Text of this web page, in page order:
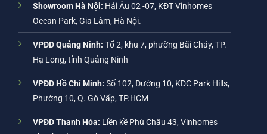
Showroom Hà Nội: Hải Âu 02 -07, KĐT Vinhomes
Ocean Park, Gia Lâm, Hà Nội.
VPĐD Quảng Ninh: Tổ 2, khu 7, phường Bãi Cháy, TP.
Hạ Long, tỉnh Quảng Ninh
VPĐD Hồ Chí Minh: Số 102, Đường 10, KDC Park Hills,
Phường 10, Q. Gò Vấp, TP.HCM
VPĐD Thanh Hóa: Liền kề Phú Châu 43, Vinhomes